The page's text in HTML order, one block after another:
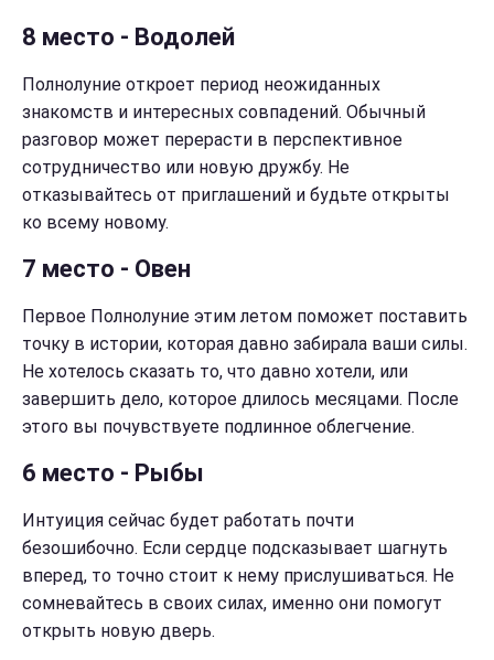
8 место - Водолей
Полнолуние откроет период неожиданных
знакомств и интересных совпадений. Обычный
разговор может перерасти в перспективное
сотрудничество или новую дружбу. Не
отказывайтесь от приглашений и будьте открыты
ко всему новому.
7 место - Овен
Первое Полнолуние этим летом поможет поставить
точку в истории, которая давно забирала ваши силы.
Не хотелось сказать то, что давно хотели, или
завершить дело, которое длилось месяцами. После
этого вы почувствуете подлинное облегчение.
6 место - Рыбы
Интуиция сейчас будет работать почти
безошибочно. Если сердце подсказывает шагнуть
вперед, то точно стоит к нему прислушиваться. Не
сомневайтесь в своих силах, именно они помогут
открыть новую дверь.